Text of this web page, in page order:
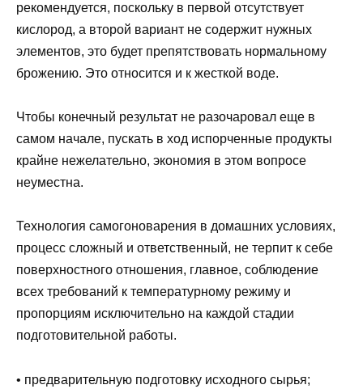
рекомендуется, поскольку в первой отсутствует
кислород, а второй вариант не содержит нужных
элементов, это будет препятствовать нормальному
брожению. Это относится и к жесткой воде.
Чтобы конечный результат не разочаровал еще в
самом начале, пускать в ход испорченные продукты
крайне нежелательно, экономия в этом вопросе
неуместна.
Технология самогоноварения в домашних условиях,
процесс сложный и ответственный, не терпит к себе
поверхностного отношения, главное, соблюдение
всех требований к температурному режиму и
пропорциям исключительно на каждой стадии
подготовительной работы.
• предварительную подготовку исходного сырья;